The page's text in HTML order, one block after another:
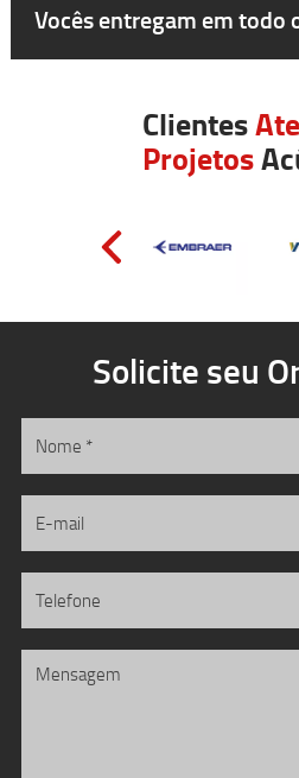
Vocês entregam em todo
Clientes
Projetos
Solicite seu